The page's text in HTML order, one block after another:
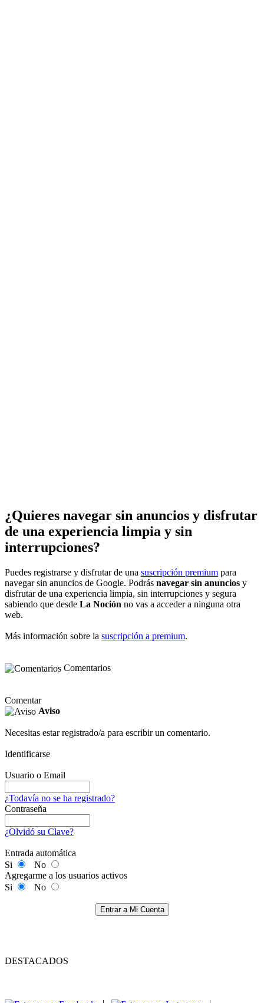
¿Quieres navegar sin anuncios y disfrutar
de una experiencia limpia y sin
interrupciones?
Puedes registrarse y disfrutar de una suscripción premium para
navegar sin anuncios de Google. Podrás navegar sin anuncios y
disfrutar de una experiencia limpia, sin interrupciones y segura
sabiendo que desde La Noción no vas a acceder a ninguna otra
web.
Más información sobre la suscripción a premium.
Comentarios
Comentar
Aviso
Necesitas estar registrado/a para escribir un comentario.
Identificarse
Usuario o Email
¿Todavía no se ha registrado?
Contraseña
¿Olvidó su Clave?
Entrada automática
Si
No
Agregarme a los usuarios activos
Si
No
Entrar a Mi Cuenta
DESTACADOS